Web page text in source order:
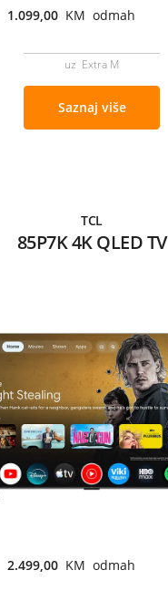
1.099,00 KM odmah
uz Extra M
Saznaj više
TCL
85P7K 4K QLED TV
2.499,00 KM odmah